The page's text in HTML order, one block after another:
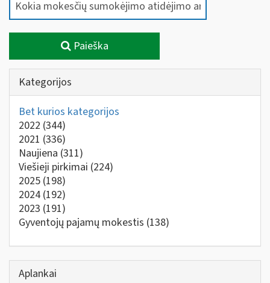
Paieška
Kategorijos
Bet kurios kategorijos
2022 (344)
2021 (336)
Naujiena (311)
Viešieji pirkimai (224)
2025 (198)
2024 (192)
2023 (191)
Gyventojų pajamų mokestis (138)
Aplankai